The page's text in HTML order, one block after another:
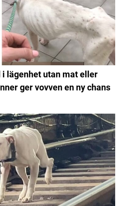
lägenhet utan mat eller
ger vovven en ny chans